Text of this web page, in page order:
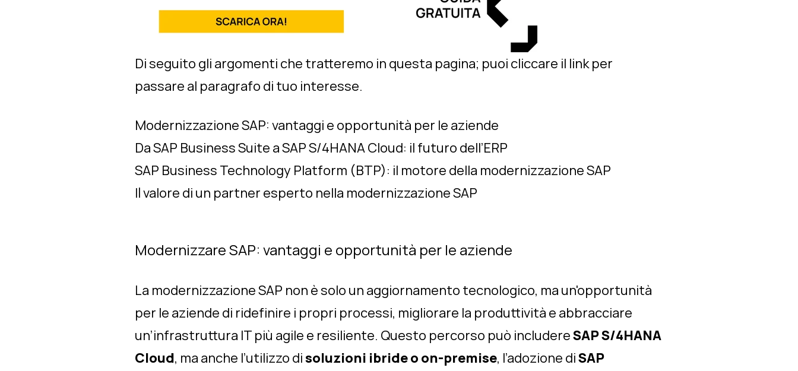
Di seguito gli argomenti che tratteremo in questa pagina; puoi cliccare il link per
passare al paragrafo di tuo interesse.
Modernizzazione SAP: vantaggi e opportunità per le aziende
Da SAP Business Suite a SAP S/4HANA Cloud: il futuro dell’ERP
SAP Business Technology Platform (BTP): il motore della modernizzazione SAP
Il valore di un partner esperto nella modernizzazione SAP
Modernizzare SAP: vantaggi e opportunità per le aziende
La modernizzazione SAP non è solo un aggiornamento tecnologico, ma un'opportunità
per le aziende di ridefinire i propri processi, migliorare la produttività e abbracciare
un’infrastruttura IT più agile e resiliente. Questo percorso può includereSAP S/4HANA
Cloud, ma anche l’utilizzo disoluzioni ibride o on-premise, l’adozione diSAP